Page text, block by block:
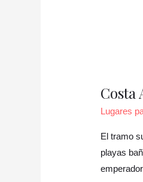
Costa
Lugares
El tramo
playas